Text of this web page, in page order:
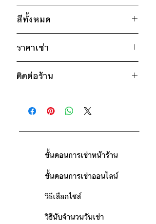
ไซส์ : 13XL
อก 68" / เอว 68" / สะโพก 68" /
ไหล่กว้าง 23" / วงแขน 30" / ยาว
31"
สีทั้งหมด
เขียว
ราคาเช่า
วันคืน)
ติดต่อร้านเพื่อสอบถามราคา
ติดต่อร้าน
ดูแผนที่ร้าน
ขั้นตอนการเช่าหน้าร้าน
ขั้นตอนการเช่าออนไลน์
วิธีเลือกไซส์
วิธีนับจำนวนวันเช่า